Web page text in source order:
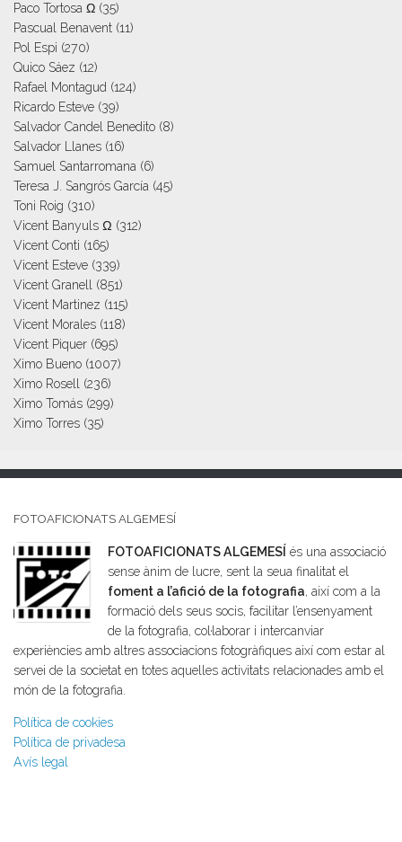
Paco Tortosa Ω (35)
Pascual Benavent (11)
Pol Espi (270)
Quico Sáez (12)
Rafael Montagud (124)
Ricardo Esteve (39)
Salvador Candel Benedito (8)
Salvador Llanes (16)
Samuel Santarromana (6)
Teresa J. Sangrós García (45)
Toni Roig (310)
Vicent Banyuls Ω (312)
Vicent Conti (165)
Vicent Esteve (339)
Vicent Granell
(851)
Vicent Martinez (115)
Vicent Morales (118)
Vicent Piquer (695)
Ximo Bueno (1007)
Ximo Rosell
(236)
Ximo Tomás (299)
Ximo Torres (35)
FOTOAFICIONATS ALGEMESÍ
FOTOAFICIONATS ALGEMESÍ és una associació
sense ànim de lucre, sent la seua finalitat el
foment a l’afició de la fotografia, així com a la
formació dels seus socis, facilitar l’ensenyament
de la fotografia, col·laborar i intercanviar
experiències amb altres associacions fotogràfiques així com estar al
servei de la societat en totes aquelles activitats relacionades amb el
món de la fotografia.
Política de cookies
Política de privadesa
Avís legal